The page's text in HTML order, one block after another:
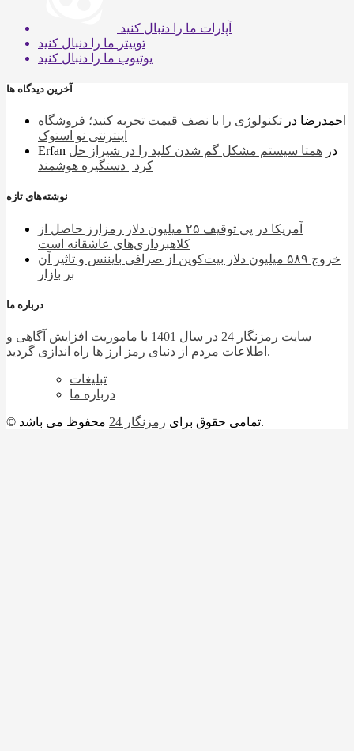
آپارات ما را دنبال کنید
توییتر ما را دنبال کنید
یوتیوب ما را دنبال کنید
آخرین دیدگاه ها
احمدرضا در تکنولوژی را با نصف قیمت تجربه کنید؛ فروشگاه
اینترنتی نو استوک
Erfan
در همتا سیستم مشکل گم شدن کلید را در شیراز حل
کرد | دستگیره هوشمند
نوشته‌های تازه
آمریکا در پی توقیف ۲۵ میلیون دلار رمزارز حاصل از
کلاهبرداری‌های عاشقانه است
خروج ۵۸۹ میلیون دلار بیت‌کوین از صرافی بایننس و تاثیر آن
بر بازار
درباره ما
سایت رمزنگار 24 در سال 1401 با ماموریت افزایش آگاهی و
اطلاعات مردم از دنیای رمز ارز ها راه اندازی گردید.
تبلیغات
درباره ما
© تمامی حقوق برای رمزنگار 24 محفوظ می باشد.